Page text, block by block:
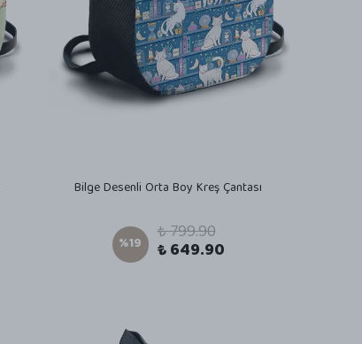
Bilge Desenli Orta Boy Kreş Çantası
%19 ₺ 799.90
₺ 649.90